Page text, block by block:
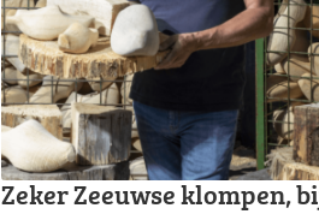
Zeker Zeeuwse klompen,